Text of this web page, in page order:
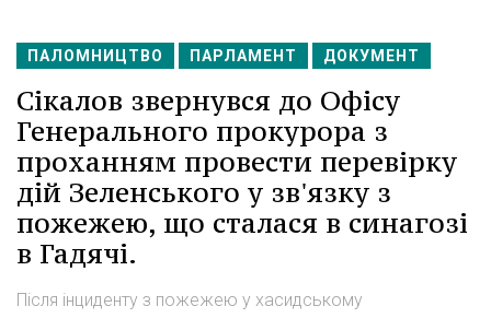
ПАЛОМНИЦТВО ПАРЛАМЕНТ ДОКУМЕНТ
Сікалов звернувся до Офісу
Генерального прокурора з
проханням провести перевірку
дій Зеленського у зв'язку з
пожежею, що сталася в синагозі
в Гадячі.
Після інциденту з пожежею у хасидському